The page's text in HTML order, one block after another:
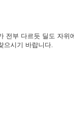
전부 다르듯 딜도 자
으시기 바랍니다.